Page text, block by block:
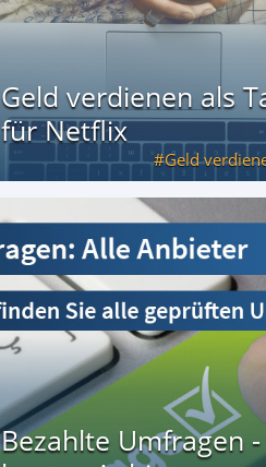
Geld verdienen als
für Netflix
Geld
Bezahlte Umfragen